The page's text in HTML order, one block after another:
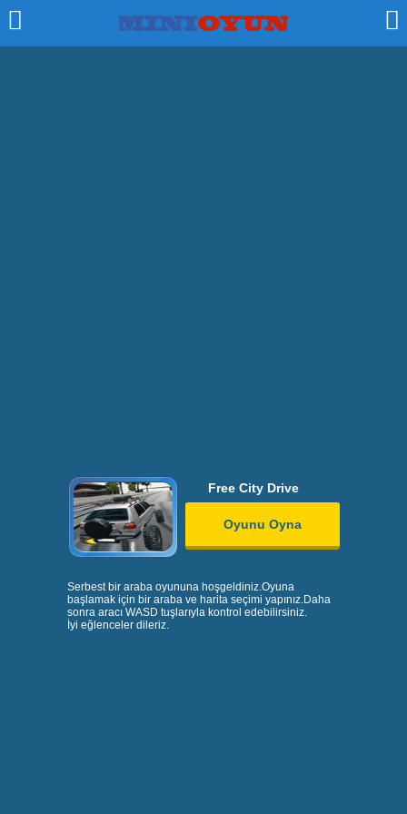
Free City Drive
Oyunu Oyna
Serbest bir araba oyununa hoşgeldiniz.Oyuna
başlamak için bir araba ve harita seçimi yapınız.Daha
sonra aracı WASD tuşlarıyla kontrol edebilirsiniz.
İyi eğlenceler dileriz.